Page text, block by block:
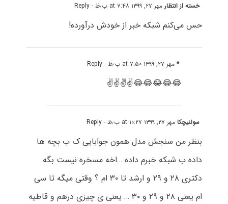
خسته از انتظارمهر ۲۷, ۱۳۹۹ at ۷:۴۸ ب٫ظ - Reply
حس می‌کنم شبکه خبر از خودش درآورده!
*مهر ۲۷, ۱۳۹۹ at ۷:۵۰ ب٫ظ - Reply
😂😂😂😂😂✌✌✌✌
سولنیچکامهر ۲۷, ۱۳۹۹ at ۱۰:۲۷ ب٫ظ - Reply
بنظر من سنجش مدل همون جوابایی ک ب بچه ها
داده ب شبکه خبرم داده …اخه مسخره نیست بگه
دکتری ۲۸ و ۲۹ و ارشد تا ۳۰ ام ؟ وقتی میگه تا سی
ام یعنی ۲۸ و ۲۹ و ۳۰ … یعنی ی چیزی درهم و قاطیه